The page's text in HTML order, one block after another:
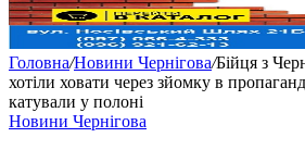
Головна/Новини Чернігова/Бійця з
хотіли ховати через зйомку в
катували у полоні
Новини Чернігова